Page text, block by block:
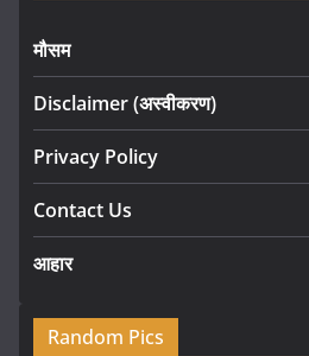
मौसम
Disclaimer (अस्वीकरण)
Privacy Policy
Contact Us
आहार
Random Pics